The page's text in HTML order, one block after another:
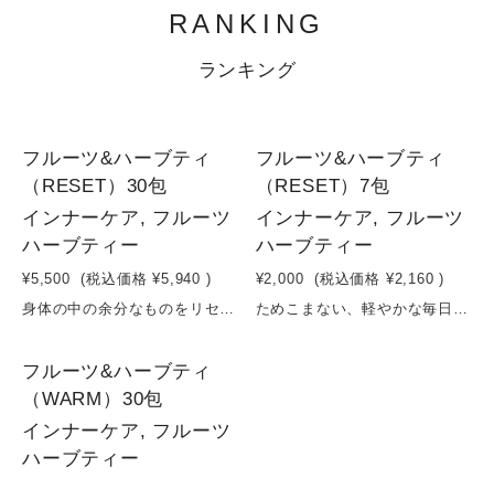
RANKING
ランキング
フルーツ&ハーブティ
（RESET）30包
インナーケア, フルーツ
ハーブティー
¥5,500 (税込価格 ¥5,940 )
身体の中の余分なものをリセットしたい方や、便秘気味の方向けのブレンドです。食べ過ぎた時や飲み過ぎた時、そしてお疲れを感じる時には、ハーブの力で体の中をすっきりクリアに。贅沢にフルーツをブレンドしているので、飲みやすい味に仕上がっています。30包入りで、日々のリラックスタイムやおもてなしの一杯にも最適です。透明なティーポットに入れて楽しむこのティーは、見た目にも美しく、優雅なティータイムを演出します。そのまま食べられるフルーツピースが入っているため、飲み終わった後の小さな楽しみも提供します。毎日のバランスを整えるために、心地よいハーブの香りとフルーツの甘みが絶妙にマッチしたこのティーで、穏やかなひとときをお過ごしください。 5g×7包 砂糖不使用、ノンカフェイン賞味期限：製造日から１年半
フルーツ&ハーブティ
（RESET）7包
インナーケア, フルーツ
ハーブティー
¥2,000 (税込価格 ¥2,160 )
ためこまない、軽やかな毎日へ。果実とハーブで整える“リセット習慣”ティーゆずの爽やかさとベリーの酸味、トロピカルフルーツのやさしい甘みをバランスよくブレンドした、フルーツ＆ハーブティ「RESET」。ローズヒップやハイビスカスの心地よい酸味に、ラズベリーやブルーベリーの深み、ジンジャーのほんのりとした温もりをプラス。日々の疲れや重たさを感じたときに、内側からすっきり整える一杯。ノンカフェイン・無添加で、朝から夜まで気軽に楽しめます。容量：5g×7包賞味期限：製造日から１年半
フルーツ&ハーブティ
（WARM）30包
インナーケア, フルーツ
ハーブティー